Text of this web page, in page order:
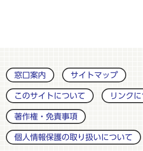
窓口案内 サイトマップ
このサイトについて リンク
著作権・免責事項
個人情報保護の取り扱いについて